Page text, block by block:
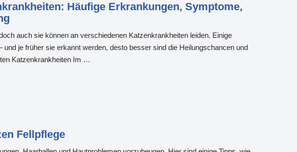
Häufige Erkrankungen, Symptome,
auch sie können an verschiedenen Katzenkrankheiten leiden. Einige
und je früher sie erkannt werden, desto besser sind die Heilungschancen und
Katzenkrankheiten Im …
Fellpflege